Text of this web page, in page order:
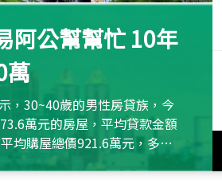
阿公幫幫忙 10年
萬
，30~40歲的男性房貸族，今
萬元的房屋，平均貸款金額
均購屋總價921.6萬元，多出